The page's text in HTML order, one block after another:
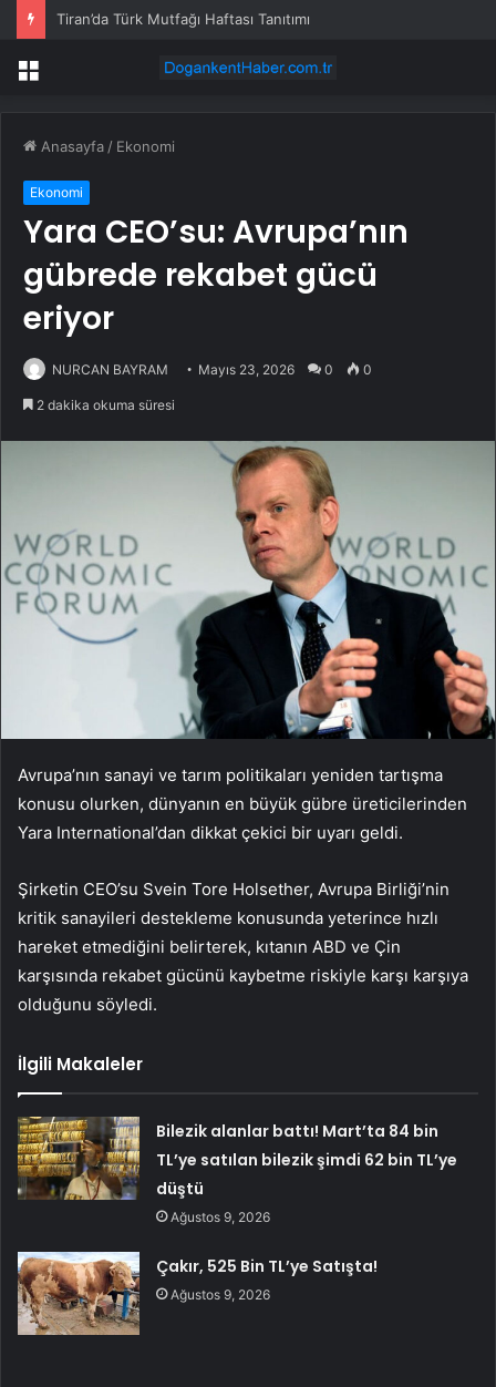
Tiran’da Türk Mutfağı Haftası Tanıtımı
Menü
Anasayfa / Ekonomi
Ekonomi
Yara CEO’su: Avrupa’nın
gübrede rekabet gücü
eriyor
NURCAN BAYRAM Mayıs 23, 2026 0 0
2 dakika okuma süresi
Avrupa’nın sanayi ve tarım politikaları yeniden tartışma
konusu olurken, dünyanın en büyük gübre üreticilerinden
Yara International’dan dikkat çekici bir uyarı geldi.
Şirketin CEO’su Svein Tore Holsether, Avrupa Birliği’nin
kritik sanayileri destekleme konusunda yeterince hızlı
hareket etmediğini belirterek, kıtanın ABD ve Çin
karşısında rekabet gücünü kaybetme riskiyle karşı karşıya
olduğunu söyledi.
İlgili Makaleler
Bilezik alanlar battı! Mart’ta 84 bin
TL’ye satılan bilezik şimdi 62 bin TL’ye
düştü
Ağustos 9, 2026
Çakır, 525 Bin TL’ye Satışta!
Ağustos 9, 2026